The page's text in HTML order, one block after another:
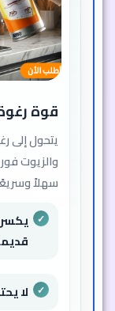
قوة
يتحول إلى
والزيوت
سهلاً
لا